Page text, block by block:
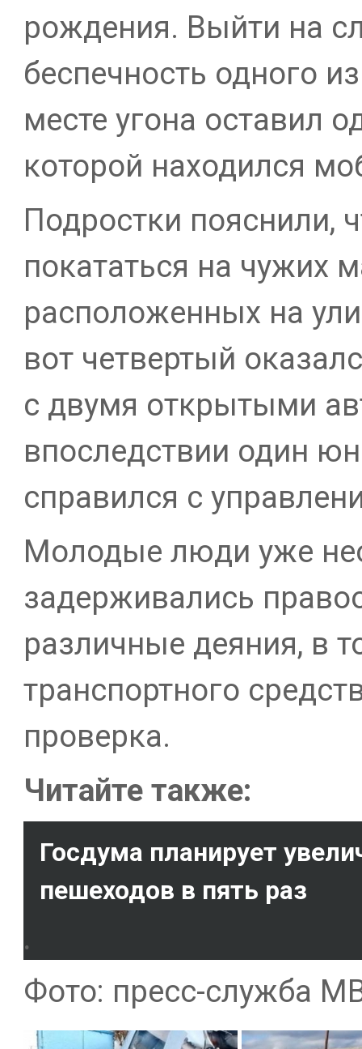
рождения. Выйти на
беспечность одного
месте угона оставил
которой находился
Подростки пояснили,
покататься на чужих
расположенных на
вот четвертый
с двумя открытыми
впоследствии один
справился с
Молодые люди уже
задерживались
различные деяния, в
транспортного
проверка.
Читайте также:
Госдума планирует
пешеходов в пять раз
.
Фото: пресс-служба